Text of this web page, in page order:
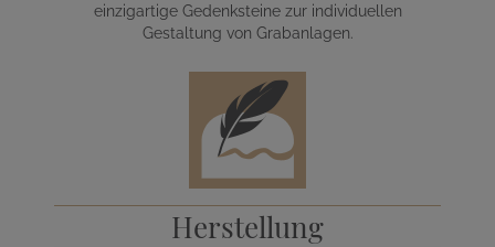
einzigartige Gedenksteine zur individuellen
Gestaltung von Grabanlagen.
Herstellung